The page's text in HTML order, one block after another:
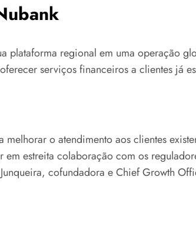
plataforma regional em uma operação
serviços financeiros a clientes já
o atendimento aos clientes
estreita colaboração com os
cofundadora e Chief Growth